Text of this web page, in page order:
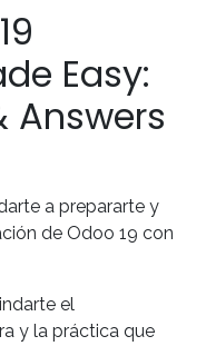
Easy:
Answers
a prepararte y
de Odoo 19 con
el
y la práctica que